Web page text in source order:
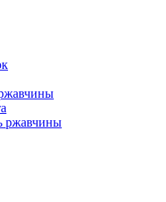
ржавчины